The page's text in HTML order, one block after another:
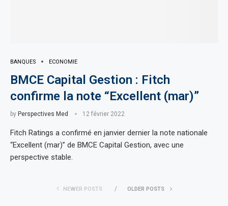
BANQUES ECONOMIE
BMCE Capital Gestion : Fitch
confirme la note “Excellent (mar)”
by Perspectives Med 12 février 2022
Fitch Ratings a confirmé en janvier dernier la note nationale
“Excellent (mar)” de BMCE Capital Gestion, avec une
perspective stable.
NEWER POSTS OLDER POSTS